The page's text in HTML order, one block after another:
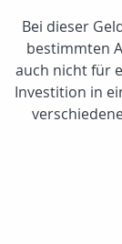
Bei dieser
bestimmten
auch nicht für
Investition in